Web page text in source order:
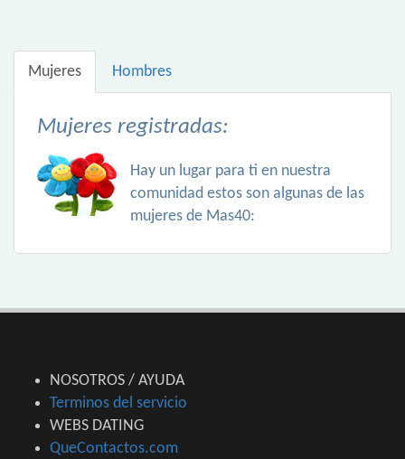
Mujeres Hombres
Mujeres registradas:
Hay un lugar para ti en nuestra
comunidad estos son algunas de las
mujeres de Mas40:
NOSOTROS / AYUDA
Terminos del servicio
WEBS DATING
QueContactos.com